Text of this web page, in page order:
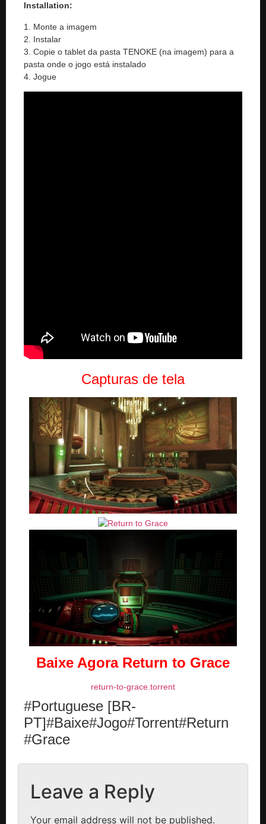
Installation:
1. Monte a imagem
2. Instalar
3. Copie o tablet da pasta TENOKE (na imagem) para a
pasta onde o jogo está instalado
4. Jogue
Capturas de tela
Baixe AgoraReturn to Grace
return-to-grace.torrent
#Portuguese [BR-
PT]#Baixe#Jogo#Torrent#Return
#Grace
Leave a Reply
Your email address will not be published.